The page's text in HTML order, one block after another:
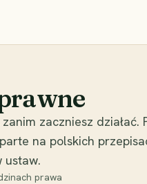
zaczniesz
na polskich
ustaw.
prawa